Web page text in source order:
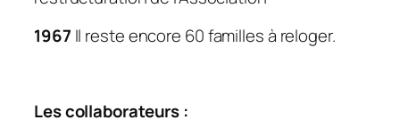
1967 Il reste encore 60 familles à reloger.
Les collaborateurs :